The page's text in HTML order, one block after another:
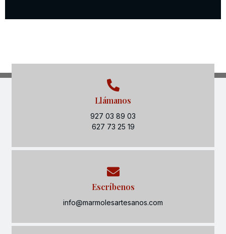
Llámanos
927 03 89 03
627 73 25 19
Escríbenos
info@marmolesartesanos.com